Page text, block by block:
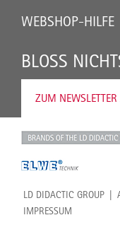
WEBSHOP-HILFE
BLOSS
ZUM
LD DIDACTIC GROUP
IMPRESSUM